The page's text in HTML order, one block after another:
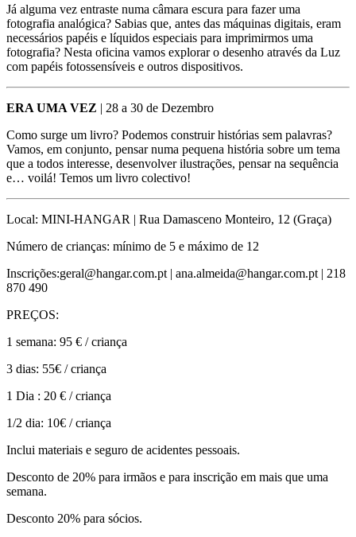
Já alguma vez entraste numa câmara escura para fazer uma
fotografia analógica? Sabias que, antes das máquinas digitais, eram
necessários papéis e líquidos especiais para imprimirmos uma
fotografia? Nesta oficina vamos explorar o desenho através da Luz
com papéis fotossensíveis e outros dispositivos.
ERA UMA VEZ | 28 a 30 de Dezembro
Como surge um livro? Podemos construir histórias sem palavras?
Vamos, em conjunto, pensar numa pequena história sobre um tema
que a todos interesse, desenvolver ilustrações, pensar na sequência
e… voilá! Temos um livro colectivo!
Local: MINI-HANGAR | Rua Damasceno Monteiro, 12 (Graça)
Número de crianças: mínimo de 5 e máximo de 12
Inscrições:geral@hangar.com.pt | ana.almeida@hangar.com.pt | 218
870 490
PREÇOS:
1 semana: 95 € / criança
3 dias: 55€ / criança
1 Dia : 20 € / criança
1/2 dia: 10€ / criança
Inclui materiais e seguro de acidentes pessoais.
Desconto de 20% para irmãos e para inscrição em mais que uma
semana.
Desconto 20% para sócios.